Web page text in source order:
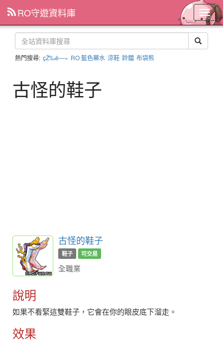
主
選
單
RO守遊資料庫
熱門搜尋: çŽ‰è—» RO 藍色藥水 涼鞋 鈴鐺 布袋熊
古怪的鞋子
古怪的鞋子
鞋子 可交易
全職業
說明
如果不看緊這雙鞋子，它會在你的眼皮底下溜走。
效果